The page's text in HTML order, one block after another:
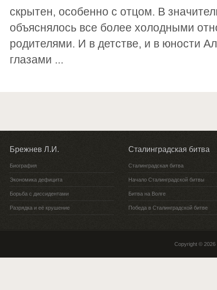
скрытен, особенно с отцом. В
объяснялось все более холодными
родителями. И в детстве, и в юности
глазами ...
Брежнев Л.И.
Биография
Экономика дефицита
Борьба с диссидентами
Разрядка и её крушение
Сталинградская битва
Сталинградская битва
Начало Сталинградской битвы
Битва на Волге
Победа в Сталинградской битве
Copyright © 2026